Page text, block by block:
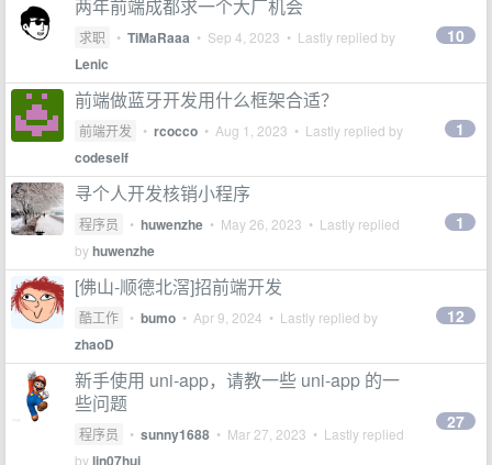
两年前端成都求一个大厂机会
求职 • TiMaRaaa • Sep 4, 2023 • Lastly replied by
Lenic
10
前端做蓝牙开发用什么框架合适？
前端开发 • rcocco • Aug 1, 2023 • Lastly replied by
codeself
1
寻个人开发核销小程序
程序员 • huwenzhe • May 26, 2023 • Lastly replied
byhuwenzhe
1
[佛山-顺德北滘]招前端开发
酷工作 • bumo • Apr 9, 2024 • Lastly replied by
zhaoD
12
新手使用 uni-app，请教一些 uni-app 的一
些问题
程序员 • sunny1688 • Mar 27, 2023 • Lastly replied
bylin07hui
27